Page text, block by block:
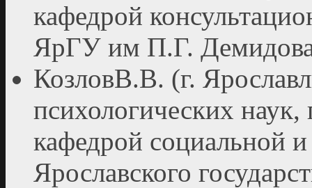
кафедрой
ЯрГУ им П.Г.
КозловВ.В. (г.
психологических
кафедрой социальной
Ярославского